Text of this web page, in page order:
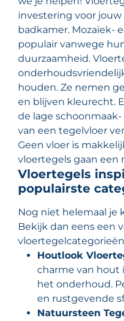
investering voor jouw
badkamer. Mozaïek-
populair vanwege
duurzaamheid.
houden. Ze nemen
en blijven kleurecht.
de lage
van een tegelvloer
Geen vloer is
vloertegels gaan een
Vloertegels
populairste
Nog niet helemaal je
Bekijk dan eens een
Houtlook
charme van hout
het onderhoud.
en rustgevende
Natuursteen